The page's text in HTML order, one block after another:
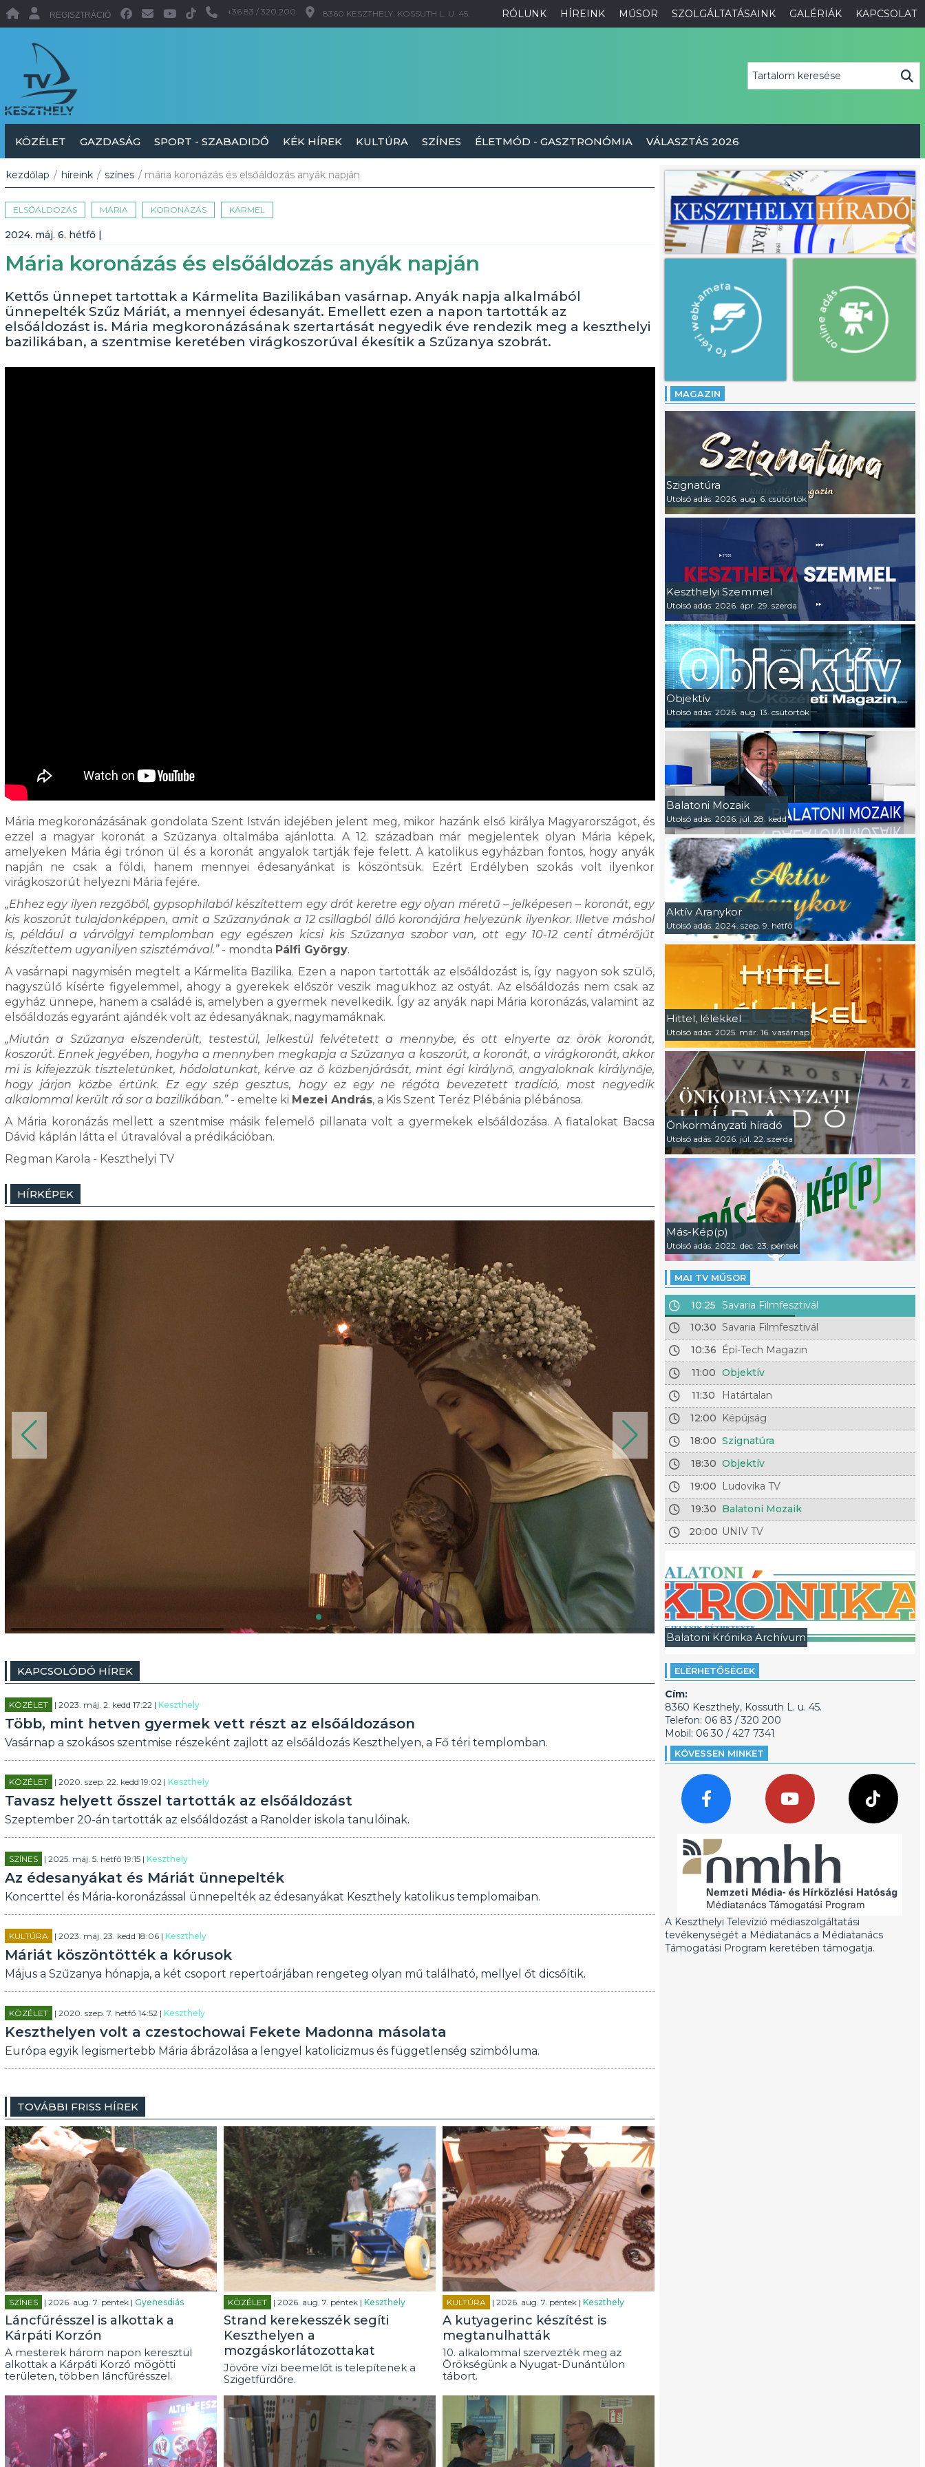
RÓLUNK HÍREINK MŰSOR SZOLGÁLTATÁSAINK GALÉRIÁK KAPCSOLAT
REGISZTRÁCIÓ +36 83 / 320 200 8360 KESZTHELY, KOSSUTH L. U. 45.
KÖZÉLET GAZDASÁG SPORT - SZABADIDŐ KÉK HÍREK KULTÚRA SZÍNES ÉLETMÓD - GASZTRONÓMIA VÁLASZTÁS 2026
kezdőlap / híreink / színes / mária koronázás és elsőáldozás anyák napján
ELSŐÁLDOZÁS MÁRIA KORONÁZÁS KÁRMEL
2024. máj. 6. hétfő |
Mária koronázás és elsőáldozás anyák napján
Kettős ünnepet tartottak a Kármelita Bazilikában vasárnap. Anyák napja alkalmából
ünnepelték Szűz Máriát, a mennyei édesanyát. Emellett ezen a napon tartották az
elsőáldozást is. Mária megkoronázásának szertartását negyedik éve rendezik meg a keszthelyi
bazilikában, a szentmise keretében virágkoszorúval ékesítik a Szűzanya szobrát.
Mária megkoronázásának gondolata Szent István idejében jelent meg, mikor hazánk első királya Magyarországot, és
ezzel a magyar koronát a Szűzanya oltalmába ajánlotta. A 12. században már megjelentek olyan Mária képek,
amelyeken Mária égi trónon ül és a koronát angyalok tartják feje felett. A katolikus egyházban fontos, hogy anyák
napján ne csak a földi, hanem mennyei édesanyánkat is köszöntsük. Ezért Erdélyben szokás volt ilyenkor
virágkoszorút helyezni Mária fejére.
„Ehhez egy ilyen rezgőből, gypsophilaból készítettem egy drót keretre egy olyan méretű – jelképesen – koronát, egy
kis koszorút tulajdonképpen, amit a Szűzanyának a 12 csillagból álló koronájára helyezünk ilyenkor. Illetve máshol
is, például a várvölgyi templomban egy egészen kicsi kis Szűzanya szobor van, ott egy 10-12 centi átmérőjűt
készítettem ugyanilyen szisztémával.”- mondta Pálfi György.
A vasárnapi nagymisén megtelt a Kármelita Bazilika. Ezen a napon tartották az elsőáldozást is, így nagyon sok szülő,
nagyszülő kísérte figyelemmel, ahogy a gyerekek először veszik magukhoz az ostyát. Az elsőáldozás nem csak az
egyház ünnepe, hanem a családé is, amelyben a gyermek nevelkedik. Így az anyák napi Mária koronázás, valamint az
elsőáldozás egyaránt ajándék volt az édesanyáknak, nagymamáknak.
„Miután a Szűzanya elszenderült, testestül, lelkestül felvétetett a mennybe, és ott elnyerte az örök koronát,
koszorút. Ennek jegyében, hogyha a mennyben megkapja a Szűzanya a koszorút, a koronát, a virágkoronát, akkor
mi is kifejezzük tiszteletünket, hódolatunkat, kérve az ő közbenjárását, mint égi királynő, angyaloknak királynője,
hogy járjon közbe értünk. Ez egy szép gesztus, hogy ez egy ne régóta bevezetett tradíció, most negyedik
alkalommal került rá sor a bazilikában.”- emelte ki Mezei András, a Kis Szent Teréz Plébánia plébánosa.
A Mária koronázás mellett a szentmise másik felemelő pillanata volt a gyermekek elsőáldozása. A fiatalokat Bacsa
Dávid káplán látta el útravalóval a prédikációban.
Regman Karola - Keszthelyi TV
HÍRKÉPEK
KAPCSOLÓDÓ HÍREK
KÖZÉLET | 2023. máj. 2. kedd 17:22 | Keszthely
Több, mint hetven gyermek vett részt az elsőáldozáson
Vasárnap a szokásos szentmise részeként zajlott az elsőáldozás Keszthelyen, a Fő téri templomban.
KÖZÉLET | 2020. szep. 22. kedd 19:02 | Keszthely
Tavasz helyett ősszel tartották az elsőáldozást
Szeptember 20-án tartották az elsőáldozást a Ranolder iskola tanulóinak.
SZÍNES | 2025. máj. 5. hétfő 19:15 | Keszthely
Az édesanyákat és Máriát ünnepelték
Koncerttel és Mária-koronázással ünnepelték az édesanyákat Keszthely katolikus templomaiban.
KULTÚRA | 2023. máj. 23. kedd 18:06 | Keszthely
Máriát köszöntötték a kórusok
Május a Szűzanya hónapja, a két csoport repertoárjában rengeteg olyan mű található, mellyel őt dicsőítik.
KÖZÉLET | 2020. szep. 7. hétfő 14:52 | Keszthely
Keszthelyen volt a czestochowai Fekete Madonna másolata
Európa egyik legismertebb Mária ábrázolása a lengyel katolicizmus és függetlenség szimbóluma.
TOVÁBBI FRISS HÍREK
SZÍNES | 2026. aug. 7. péntek | Gyenesdiás
Láncfűrésszel is alkottak a
Kárpáti Korzón
A mesterek három napon keresztül
alkottak a Kárpáti Korzó mögötti
területen, többen láncfűrésszel.
KÖZÉLET | 2026. aug. 7. péntek | Keszthely
Strand kerekesszék segíti
Keszthelyen a
mozgáskorlátozottakat
Jövőre vízi beemelőt is telepítenek a
Szigetfürdőre.
KULTÚRA | 2026. aug. 7. péntek | Keszthely
A kutyagerinc készítést is
megtanulhatták
10. alkalommal szervezték meg az
Örökségünk a Nyugat-Dunántúlon
tábort.
MAGAZIN
Szignatúra
Utolsó adás: 2026. aug. 6. csütörtök
Keszthelyi Szemmel
Utolsó adás: 2026. ápr. 29. szerda
Objektív
Utolsó adás: 2026. aug. 13. csütörtök
Balatoni Mozaik
Utolsó adás: 2026. júl. 28. kedd
Aktív Aranykor
Utolsó adás: 2024. szep. 9. hétfő
Hittel, lélekkel
Utolsó adás: 2025. már. 16. vasárnap
Önkormányzati híradó
Utolsó adás: 2026. júl. 22. szerda
Más-Kép(p)
Utolsó adás: 2022. dec. 23. péntek
MAI TV MŰSOR
10:25 Savaria Filmfesztivál
10:30 Savaria Filmfesztivál
10:36
Épí-Tech Magazin
11:00 Objektív
11:30
Határtalan
12:00
Képújság
18:00 Szignatúra
18:30 Objektív
19:00
Ludovika TV
19:30 Balatoni Mozaik
20:00 UNIV TV
Balatoni Krónika Archívum
ELÉRHETŐSÉGEK
Cím:
8360 Keszthely, Kossuth L. u. 45.
Telefon: 06 83 / 320 200
Mobil: 06 30 / 427 7341
KÖVESSEN MINKET
A Keszthelyi Televízió médiaszolgáltatási
tevékenységét a Médiatanács a Médiatanács
Támogatási Program keretében támogatja.